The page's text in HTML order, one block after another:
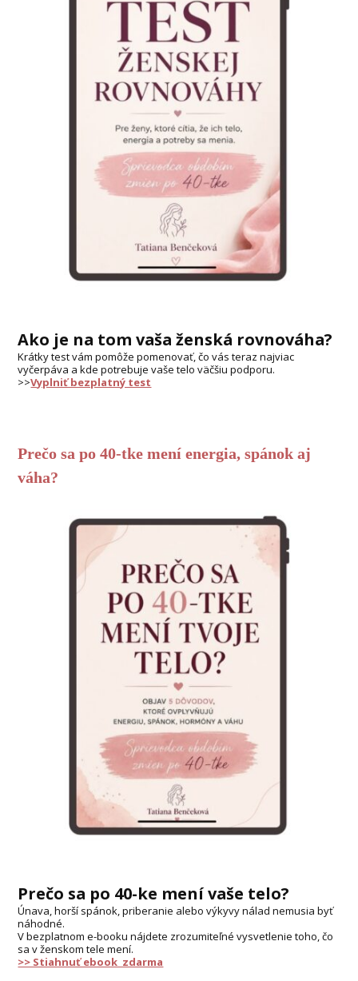
Ako je na tom vaša ženská rovnováha?
Krátky test vám pomôže pomenovať, čo vás teraz najviac
vyčerpáva a kde potrebuje vaše telo väčšiu podporu.
>>Vyplniť bezplatný test
Prečo sa po 40-tke mení energia, spánok aj
váha?
Prečo sa po 40-ke mení vaše telo?
Únava, horší spánok, priberanie alebo výkyvy nálad nemusia byť
náhodné.
V bezplatnom e-booku nájdete zrozumiteľné vysvetlenie toho, čo
sa v ženskom tele mení.
>> Stiahnuť ebook zdarma